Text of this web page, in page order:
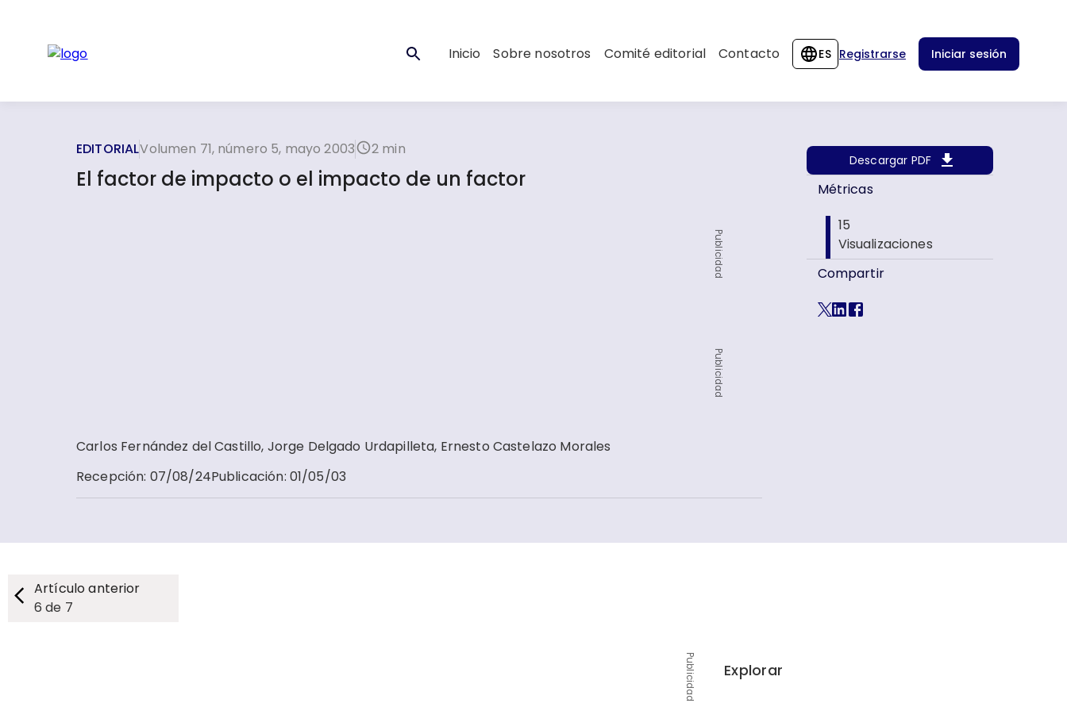
Inicio Sobre nosotros Comité editorial Contacto ES Registrarse Iniciar sesión
EDITORIALVolumen 71, número 5, mayo 2003 2 min
El factor de impacto o el impacto de un factor
Publicidad
Publicidad
Carlos Fernández del Castillo, Jorge Delgado Urdapilleta, Ernesto Castelazo Morales
Recepción: 07/08/24Publicación: 01/05/03
Descargar PDF
Métricas
15
Visualizaciones
Compartir
Artículo anterior
6 de 7
Publicidad Explorar